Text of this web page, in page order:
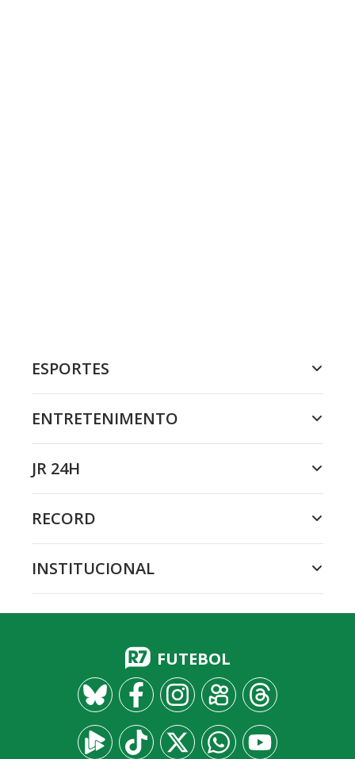
ESPORTES
ENTRETENIMENTO
JR 24H
RECORD
INSTITUCIONAL
FUTEBOL